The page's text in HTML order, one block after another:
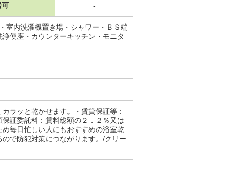
可 -
室内洗濯機置き場・シャワー・ＢＳ端
便座・カウンターキッチン・モニタ
ラッと乾かせます。・賃貸保証等：
証委託料：賃料総額の２．２％又は
毎日忙しい人にもおすすめの浴室乾
で防犯対策につながります。/クリー